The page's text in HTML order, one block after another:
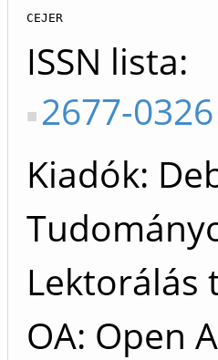
CEJER
ISSN lista
2677-0326
Kiadók
Lektorálás
OA: Open